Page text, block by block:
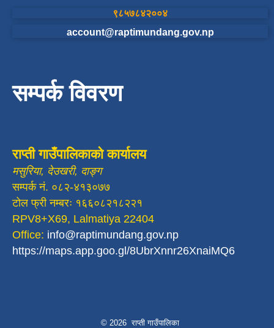
९८५७८४२००४
account@raptimundang.gov.np
सम्पर्क विवरण
राप्ती गाउँपालिकाको कार्यालय
मसुरिया, देउखरी, दाङ्ग
सम्पर्क नं. ०८२-४१३०७७
टोल फ्री नम्बरः १६६०८२१८२२१
RPV8+X69, Lalmatiya 22404
Office: info@raptimundang.gov.np
https://maps.app.goo.gl/8UbrXnnr26XnaiMQ6
© 2026 राप्ती गाउँपालिका